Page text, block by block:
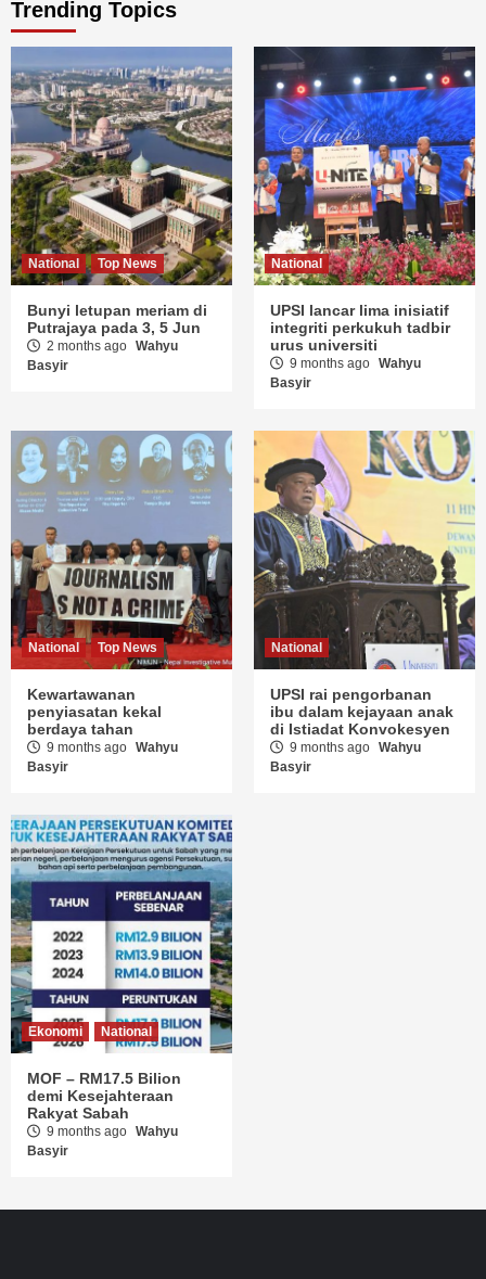
Trending Topics
National Top News
Bunyi letupan meriam di
Putrajaya pada 3, 5 Jun
2 months ago Wahyu
Basyir
National
UPSI lancar lima inisiatif
integriti perkukuh tadbir
urus universiti
9 months ago Wahyu
Basyir
National Top News
Kewartawanan
penyiasatan kekal
berdaya tahan
9 months ago Wahyu
Basyir
National
UPSI rai pengorbanan
ibu dalam kejayaan anak
di Istiadat Konvokesyen
9 months ago Wahyu
Basyir
Ekonomi National
MOF – RM17.5 Bilion
demi Kesejahteraan
Rakyat Sabah
9 months ago Wahyu
Basyir